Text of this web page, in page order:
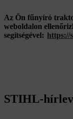
Az Ön fűnyíró
weboldalon
segítségével: https://
STIHL-